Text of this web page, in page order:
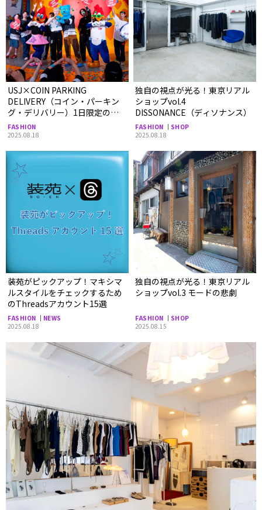
USJ×COIN PARKING
DELIVERY（コイン・パーキン
グ・デリバリー）1日限定のス
ペシャル・ファッションショー
やコラボグッズをレポート！
FASHION
2025.08.18
独自の視点が光る！東京リアル
ショップvol.4
DISSONANCE（ディソナンス）
FASHION
SHOP
2025.08.18
装苑がピックアップ！マキシマ
ルスタイルをチェックするため
のThreadsアカウント15選
FASHION
NEWS
2025.08.18
独自の視点が光る！東京リアル
ショップvol.3 モードの悲劇
FASHION
SHOP
2025.08.15